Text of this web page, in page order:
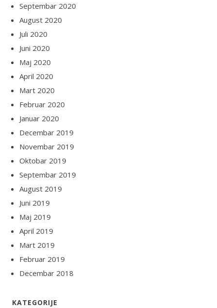
Septembar 2020
August 2020
Juli 2020
Juni 2020
Maj 2020
April 2020
Mart 2020
Februar 2020
Januar 2020
Decembar 2019
Novembar 2019
Oktobar 2019
Septembar 2019
August 2019
Juni 2019
Maj 2019
April 2019
Mart 2019
Februar 2019
Decembar 2018
KATEGORIJE